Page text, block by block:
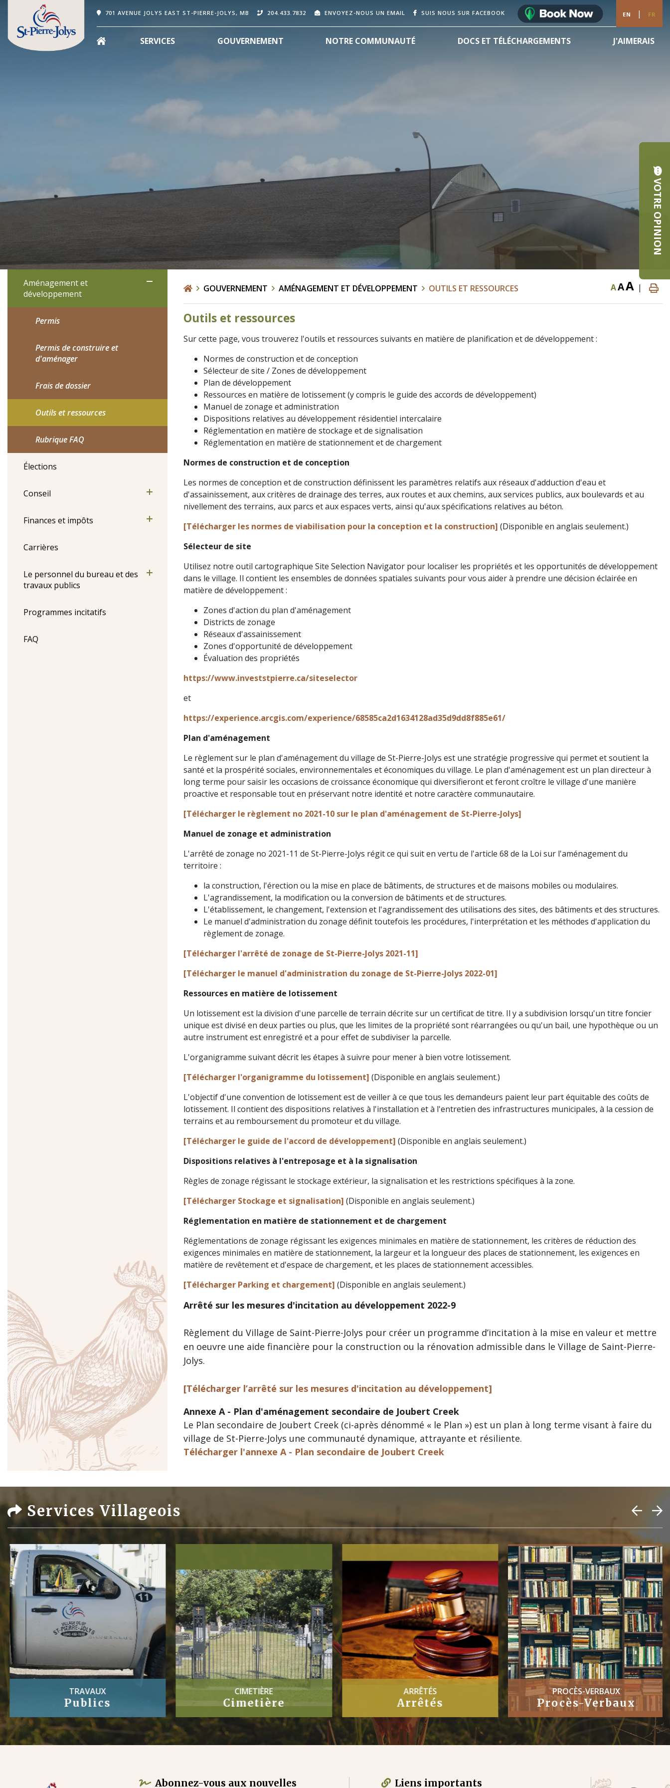
701 AVENUE JOLYS EAST ST-PIERRE-JOLYS, MB 204.433.7832 ENVOYEZ-NOUS UN EMAIL SUIS NOUS SUR FACEBOOK EN | FR
SERVICES GOUVERNEMENT NOTRE COMMUNAUTÉ DOCS ET TÉLÉCHARGEMENTS J'AIMERAIS
Aménagement et
développement
Permis
Permis de construire et
d'aménager
Frais de dossier
Outils et ressources
Rubrique FAQ
Élections
Conseil
Finances et impôts
Carrières
Le personnel du bureau et des
travaux publics
Programmes incitatifs
FAQ
GOUVERNEMENT AMÉNAGEMENT ET DÉVELOPPEMENT OUTILS ET RESSOURCES AAA |
Outils et ressources
Sur cette page, vous trouverez l'outils et ressources suivants en matière de planification et de développement :
Normes de construction et de conception
Sélecteur de site / Zones de développement
Plan de développement
Ressources en matière de lotissement (y compris le guide des accords de développement)
Manuel de zonage et administration
Dispositions relatives au développement résidentiel intercalaire
Réglementation en matière de stockage et de signalisation
Réglementation en matière de stationnement et de chargement
Normes de construction et de conception
Les normes de conception et de construction définissent les paramètres relatifs aux réseaux d'adduction d'eau et
d'assainissement, aux critères de drainage des terres, aux routes et aux chemins, aux services publics, aux boulevards et au
nivellement des terrains, aux parcs et aux espaces verts, ainsi qu'aux spécifications relatives au béton.
[Télécharger les normes de viabilisation pour la conception et la construction] (Disponible en anglais seulement.)
Sélecteur de site
Utilisez notre outil cartographique Site Selection Navigator pour localiser les propriétés et les opportunités de développement
dans le village. Il contient les ensembles de données spatiales suivants pour vous aider à prendre une décision éclairée en
matière de développement :
Zones d'action du plan d'aménagement
Districts de zonage
Réseaux d'assainissement
Zones d'opportunité de développement
Évaluation des propriétés
https://www.investstpierre.ca/siteselector
et
https://experience.arcgis.com/experience/68585ca2d1634128ad35d9dd8f885e61/
Plan d'aménagement
Le règlement sur le plan d'aménagement du village de St-Pierre-Jolys est une stratégie progressive qui permet et soutient la
santé et la prospérité sociales, environnementales et économiques du village. Le plan d'aménagement est un plan directeur à
long terme pour saisir les occasions de croissance économique qui diversifieront et feront croître le village d'une manière
proactive et responsable tout en préservant notre identité et notre caractère communautaire.
[Télécharger le règlement no 2021-10 sur le plan d'aménagement de St-Pierre-Jolys]
Manuel de zonage et administration
L'arrêté de zonage no 2021-11 de St-Pierre-Jolys régit ce qui suit en vertu de l'article 68 de la Loi sur l'aménagement du
territoire :
la construction, l'érection ou la mise en place de bâtiments, de structures et de maisons mobiles ou modulaires.
L'agrandissement, la modification ou la conversion de bâtiments et de structures.
L'établissement, le changement, l'extension et l'agrandissement des utilisations des sites, des bâtiments et des structures.
Le manuel d'administration du zonage définit toutefois les procédures, l'interprétation et les méthodes d'application du
règlement de zonage.
[Télécharger l'arrêté de zonage de St-Pierre-Jolys 2021-11]
[Télécharger le manuel d'administration du zonage de St-Pierre-Jolys 2022-01]
Ressources en matière de lotissement
Un lotissement est la division d'une parcelle de terrain décrite sur un certificat de titre. Il y a subdivision lorsqu'un titre foncier
unique est divisé en deux parties ou plus, que les limites de la propriété sont réarrangées ou qu'un bail, une hypothèque ou un
autre instrument est enregistré et a pour effet de subdiviser la parcelle.
L'organigramme suivant décrit les étapes à suivre pour mener à bien votre lotissement.
[Télécharger l'organigramme du lotissement] (Disponible en anglais seulement.)
L'objectif d'une convention de lotissement est de veiller à ce que tous les demandeurs paient leur part équitable des coûts de
lotissement. Il contient des dispositions relatives à l'installation et à l'entretien des infrastructures municipales, à la cession de
terrains et au remboursement du promoteur et du village.
[Télécharger le guide de l'accord de développement] (Disponible en anglais seulement.)
Dispositions relatives à l'entreposage et à la signalisation
Règles de zonage régissant le stockage extérieur, la signalisation et les restrictions spécifiques à la zone.
[Télécharger Stockage et signalisation] (Disponible en anglais seulement.)
Réglementation en matière de stationnement et de chargement
Réglementations de zonage régissant les exigences minimales en matière de stationnement, les critères de réduction des
exigences minimales en matière de stationnement, la largeur et la longueur des places de stationnement, les exigences en
matière de revêtement et d'espace de chargement, et les places de stationnement accessibles.
[Télécharger Parking et chargement] (Disponible en anglais seulement.)
Arrêté sur les mesures d'incitation au développement 2022-9
Règlement du Village de Saint-Pierre-Jolys pour créer un programme d’incitation à la mise en valeur et mettre
en oeuvre une aide financière pour la construction ou la rénovation admissible dans le Village de Saint-Pierre-
Jolys.
[Télécharger l’arrêté sur les mesures d'incitation au développement]
Annexe A - Plan d'aménagement secondaire de Joubert Creek
Le Plan secondaire de Joubert Creek (ci-après dénommé « le Plan ») est un plan à long terme visant à faire du
village de St-Pierre-Jolys une communauté dynamique, attrayante et résiliente.
Télécharger l'annexe A - Plan secondaire de Joubert Creek
Services Villageois
TRAVAUX
Publics
CIMETIÈRE
Cimetière
ARRÊTÉS
Arrêtés
PROCÈS-VERBAUX
Procès-Verbaux
Abonnez-vous aux nouvelles Liens importants
VOTRE OPINION